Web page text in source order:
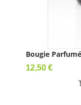
Bougie
Prix
12,50 €